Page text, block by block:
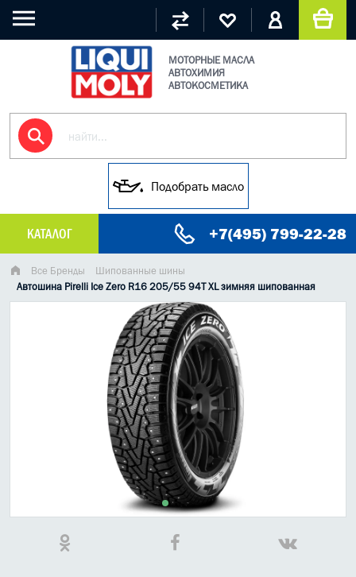
МОТОРНЫЕ МАСЛА
АВТОХИМИЯ
АВТОКОСМЕТИКА
Подобрать масло
КАТАЛОГ +7(495) 799-22-28
МАСЛО МОТОРНОЕ
ГРУЗОВЫЕ МАСЛА
ГИДРАВЛИЧЕСКИЕ МАСЛА
КОНСИСТЕНТНАЯ СМАЗКА
ИНДУСТРИАЛЬНЫЕ МАСЛА
АНТИФРИЗЫ СПЕЦЖИДКОСТИ
ПРИСАДКИ АВТОХИМИЯ
Все Бренды
Шипованные шины
Автошина Pirelli Ice Zero R16 205/55 94T XL зимняя шипованная